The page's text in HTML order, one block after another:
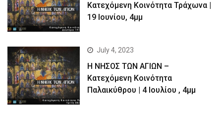
Kατεχόμενη Κοινότητα Τράχωνα |
19 Ιουνίου, 4μμ
July 4, 2023
Η ΝΗΣΟΣ ΤΩΝ ΑΓΙΩΝ –
Kατεχόμενη Κοινότητα
Παλαικύθρου | 4 Ιουλίου , 4μμ